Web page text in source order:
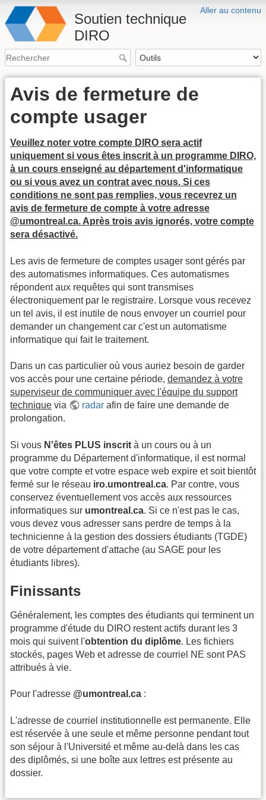
Aller au contenu
Soutien technique
DIRO
Avis de fermeture de
compte usager
Veuillez noter votre compte DIRO sera actif
uniquement si vous êtes inscrit à un programme DIRO,
à un cours enseigné au département d'informatique
ou si vous avez un contrat avec nous. Si ces
conditions ne sont pas remplies, vous recevrez un
avis de fermeture de compte à votre adresse
@umontreal.ca. Après trois avis ignorés, votre compte
sera désactivé.
Les avis de fermeture de comptes usager sont gérés par
des automatismes informatiques. Ces automatismes
répondent aux requêtes qui sont transmises
électroniquement par le registraire. Lorsque vous recevez
un tel avis, il est inutile de nous envoyer un courriel pour
demander un changement car c'est un automatisme
informatique qui fait le traitement.
Dans un cas particulier où vous auriez besoin de garder
vos accès pour une certaine période, demandez à votre
superviseur de communiquer avec l'équipe du support
technique via radar afin de faire une demande de
prolongation.
Si vous N'êtes PLUS inscrit à un cours ou à un
programme du Département d'informatique, il est normal
que votre compte et votre espace web expire et soit bientôt
fermé sur le réseau iro.umontreal.ca. Par contre, vous
conservez éventuellement vos accès aux ressources
informatiques sur umontreal.ca. Si ce n'est pas le cas,
vous devez vous adresser sans perdre de temps à la
technicienne à la gestion des dossiers étudiants (TGDE)
de votre département d'attache (au SAGE pour les
étudiants libres).
Finissants
Généralement, les comptes des étudiants qui terminent un
programme d'étude du DIRO restent actifs durant les 3
mois qui suivent l'obtention du diplôme. Les fichiers
stockés, pages Web et adresse de courriel NE sont PAS
attribués à vie.
Pour l'adresse @umontreal.ca :
L'adresse de courriel institutionnelle est permanente. Elle
est réservée à une seule et même personne pendant tout
son séjour à l'Université et même au-delà dans les cas
des diplômés, si une boîte aux lettres est présente au
dossier.